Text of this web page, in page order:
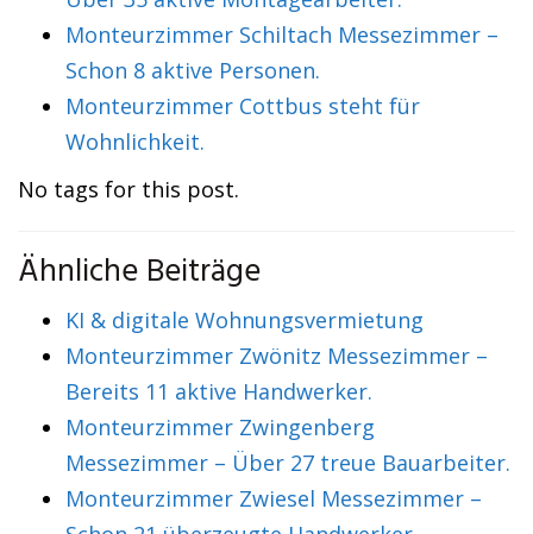
Monteurzimmer Schiltach Messezimmer –
Schon 8 aktive Personen.
Monteurzimmer Cottbus steht für
Wohnlichkeit.
No tags for this post.
Ähnliche Beiträge
KI & digitale Wohnungsvermietung
Monteurzimmer Zwönitz Messezimmer –
Bereits 11 aktive Handwerker.
Monteurzimmer Zwingenberg
Messezimmer – Über 27 treue Bauarbeiter.
Monteurzimmer Zwiesel Messezimmer –